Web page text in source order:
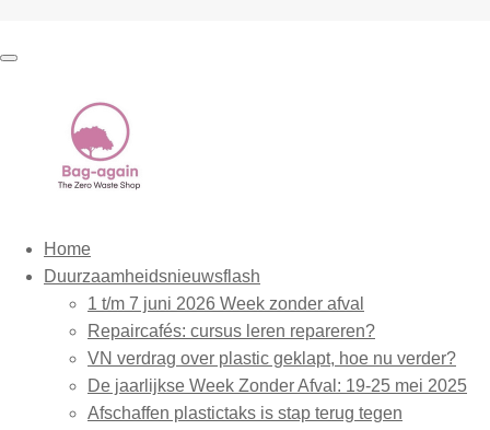
Home
Duurzaamheidsnieuwsflash
1 t/m 7 juni 2026 Week zonder afval
Repaircafés: cursus leren repareren?
VN verdrag over plastic geklapt, hoe nu verder?
De jaarlijkse Week Zonder Afval: 19-25 mei 2025
Afschaffen plastictaks is stap terug tegen